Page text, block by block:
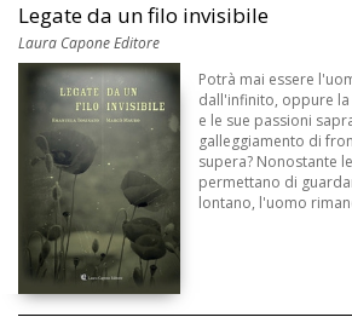
Legate da un filo invisibile
Laura Capone Editore
Potrà mai essere
dall'infinito, oppure la
e le sue passioni
galleggiamento di
supera? Nonostante
permettano di
lontano, l'uomo